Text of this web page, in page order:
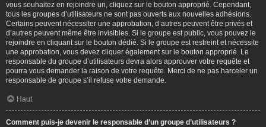
vous souhaitez en rejoindre un, cliquez sur le bouton approprié. Cependant,
tous les groupes d’utilisateurs ne sont pas ouverts aux nouvelles adhésions.
Certains peuvent nécessiter une approbation, d’autres peuvent être privés et
d’autres peuvent même être invisibles. Si le groupe est public, vous pouvez le
rejoindre en cliquant sur le bouton dédié. Si le groupe est restreint et nécessite
une approbation, vous devez cliquer également sur le bouton approprié. Le
responsable du groupe d’utilisateurs devra alors approuver votre requête et
pourra vous demander la raison de votre requête. Merci de ne pas harceler un
responsable de groupe s’il refuse votre demande.
Haut
Comment puis-je devenir le responsable d’un groupe d’utilisateurs ?